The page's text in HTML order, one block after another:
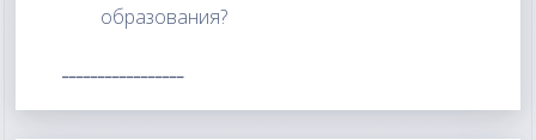
образования?